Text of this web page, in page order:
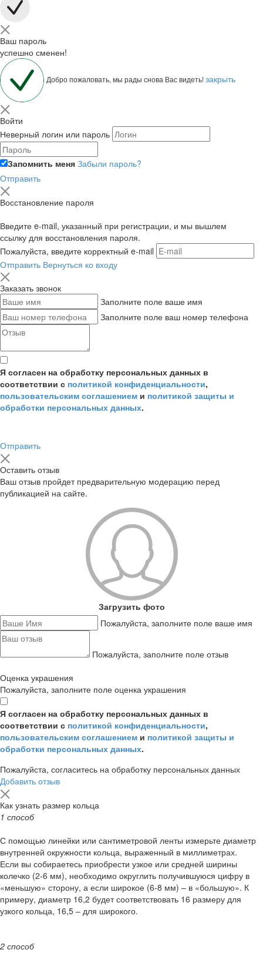
Ваш пароль
успешно сменен!
Добро пожаловать, мы рады снова Вас видеть!закрыть
Войти
Неверный логин или пароль
Запомнить меня Забыли пароль?
Отправить
Восстановление пароля
Введите e-mail, указанный при регистрации, и мы вышлем
ссылку для восстановления пароля.
Пожалуйста, введите корректный e-mail
Отправить Вернуться ко входу
Заказать звонок
Заполните поле ваше имя
Заполните поле ваш номер телефона
Я согласен на обработку персональных данных в
соответствии с политикой конфиденциальности,
пользовательским соглашением и политикой защиты и
обработки персональных данных.
Отправить
Оставить отзыв
Ваш отзыв пройдет предварительную модерацию перед
публикацией на сайте.
Загрузить фото
Пожалуйста, заполните поле ваше имя
Пожалуйста, заполните поле отзыв
Оценка украшения
Пожалуйста, заполните поле оценка украшения
Я согласен на обработку персональных данных в
соответствии с политикой конфиденциальности,
пользовательским соглашением и политикой защиты и
обработки персональных данных.
Пожалуйста, согласитесь на обработку персональных данных
Добавить отзыв
Как узнать размер кольца
1 способ
С помощью линейки или сантиметровой ленты измерьте диаметр
внутренней окружности кольца, выраженный в миллиметрах.
Если вы собираетесь приобрести узкое или средней ширины
колечко (2-6 мм), необходимо округлить получившуюся цифру в
«меньшую» сторону, а если широкое (6-8 мм) – в «большую». К
примеру, диаметр 16,2 будет соответствовать 16 размеру для
узкого кольца, 16,5 – для широкого.
2 способ